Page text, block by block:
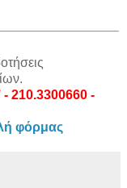
210.3300660 -
φόρμας